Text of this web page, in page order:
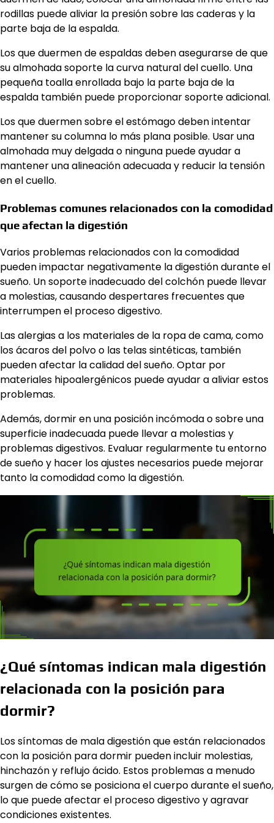
rodillas puede aliviar la presión sobre las caderas y la
parte baja de la espalda.
Los que duermen de espaldas deben asegurarse de que
su almohada soporte la curva natural del cuello. Una
pequeña toalla enrollada bajo la parte baja de la
espalda también puede proporcionar soporte adicional.
Los que duermen sobre el estómago deben intentar
mantener su columna lo más plana posible. Usar una
almohada muy delgada o ninguna puede ayudar a
mantener una alineación adecuada y reducir la tensión
en el cuello.
Problemas comunes relacionados con la comodidad
que afectan la digestión
Varios problemas relacionados con la comodidad
pueden impactar negativamente la digestión durante el
sueño. Un soporte inadecuado del colchón puede llevar
a molestias, causando despertares frecuentes que
interrumpen el proceso digestivo.
Las alergias a los materiales de la ropa de cama, como
los ácaros del polvo o las telas sintéticas, también
pueden afectar la calidad del sueño. Optar por
materiales hipoalergénicos puede ayudar a aliviar estos
problemas.
Además, dormir en una posición incómoda o sobre una
superficie inadecuada puede llevar a molestias y
problemas digestivos. Evaluar regularmente tu entorno
de sueño y hacer los ajustes necesarios puede mejorar
tanto la comodidad como la digestión.
¿Qué síntomas indican mala digestión
relacionada con la posición para
dormir?
Los síntomas de mala digestión que están relacionados
con la posición para dormir pueden incluir molestias,
hinchazón y reflujo ácido. Estos problemas a menudo
surgen de cómo se posiciona el cuerpo durante el sueño,
lo que puede afectar el proceso digestivo y agravar
condiciones existentes.